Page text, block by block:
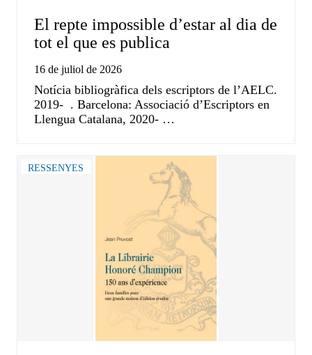
El repte impossible d’estar al dia de
tot el que es publica
16 de juliol de 2026
Notícia bibliogràfica dels escriptors de l’AELC.
2019- . Barcelona: Associació d’Escriptors en
Llengua Catalana, 2020- …
RESSENYES